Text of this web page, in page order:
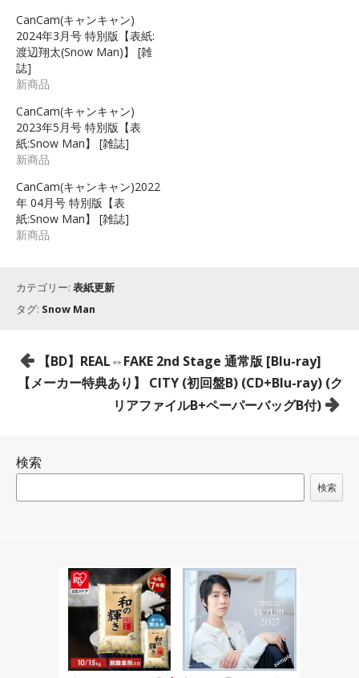
CanCam(キャンキャン)
2024年3月号 特別版【表紙:
渡辺翔太(Snow Man)】 [雑
誌]
新商品
CanCam(キャンキャン)
2023年5月号 特別版【表
紙:Snow Man】 [雑誌]
新商品
CanCam(キャンキャン)2022
年 04月号 特別版【表
紙:Snow Man】 [雑誌]
新商品
カテゴリー: 表紙更新
タグ: Snow Man
投
稿
ー
【BD】REAL⇔FAKE 2nd Stage 通常版 [Blu-ray]
【メーカー特典あり】 CITY (初回盤B) (CD+Blu-ray) (ク
リアファイルB+ペーパーバッグB付)
検索
検索